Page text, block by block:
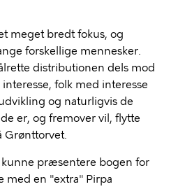
meget bredt fokus, og
forskellige mennesker.
distributionen dels mod
folk med interesse
og naturligvis de
er, og fremover vil, flytte
Grønttorvet.
kunne præsentere bogen for
med en "extra" Pirpa